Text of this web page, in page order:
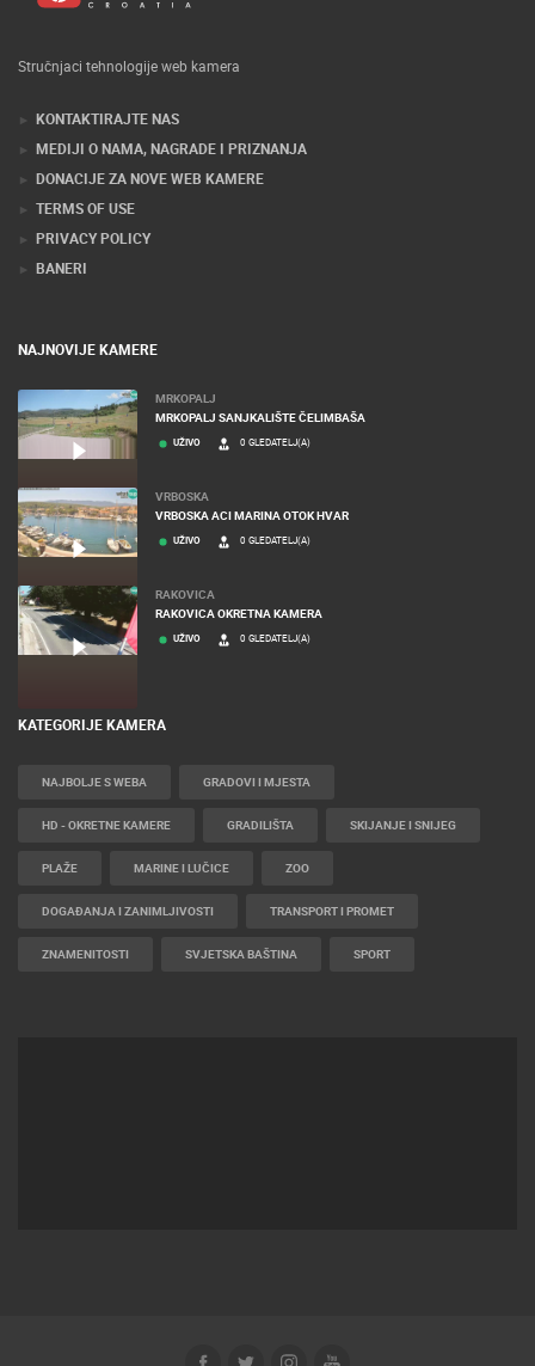
Stručnjaci tehnologije web kamera
KONTAKTIRAJTE NAS
MEDIJI O NAMA, NAGRADE I PRIZNANJA
DONACIJE ZA NOVE WEB KAMERE
TERMS OF USE
PRIVACY POLICY
BANERI
NAJNOVIJE KAMERE
MRKOPALJ
MRKOPALJ SANJKALIŠTE ČELIMBAŠA
UŽIVO 0 GLEDATELJ(A)
VRBOSKA
VRBOSKA ACI MARINA OTOK HVAR
UŽIVO 0 GLEDATELJ(A)
RAKOVICA
RAKOVICA OKRETNA KAMERA
UŽIVO 0 GLEDATELJ(A)
KATEGORIJE KAMERA
NAJBOLJE S WEBA GRADOVI I MJESTA
HD - OKRETNE KAMERE GRADILIŠTA SKIJANJE I SNIJEG
PLAŽE MARINE I LUČICE ZOO
DOGAĐANJA I ZANIMLJIVOSTI TRANSPORT I PROMET
ZNAMENITOSTI SVJETSKA BAŠTINA SPORT